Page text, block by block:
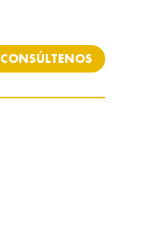
CONSÚLTENOS